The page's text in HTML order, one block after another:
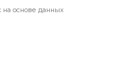
основе данных